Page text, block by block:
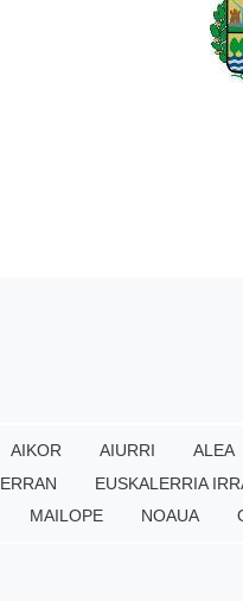
AIKOR AIURRI ALEA
ERRAN EUSKALERRIA
MAILOPE NOAUA